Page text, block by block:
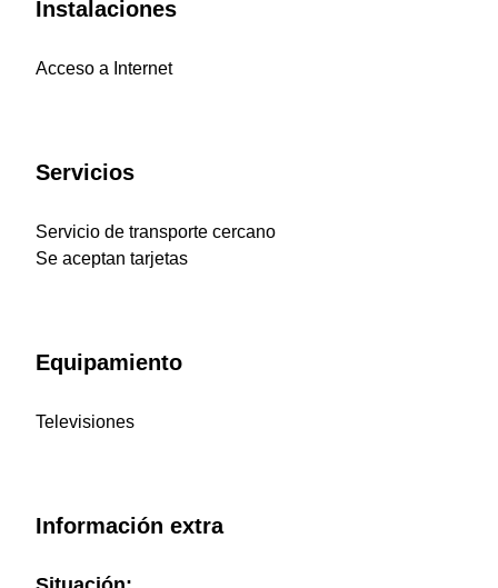
Instalaciones
Acceso a Internet
Servicios
Servicio de transporte cercano
Se aceptan tarjetas
Equipamiento
Televisiones
Información extra